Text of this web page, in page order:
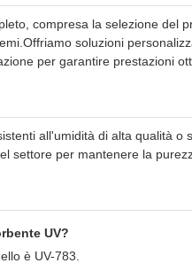
compresa la selezione del
soluzioni
per garantire prestazioni
all'umidità di alta qualità o
settore per mantenere la
UV?
è UV-783.